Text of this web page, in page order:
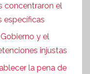
concentraron el
específicas
y el
injustas
la pena de